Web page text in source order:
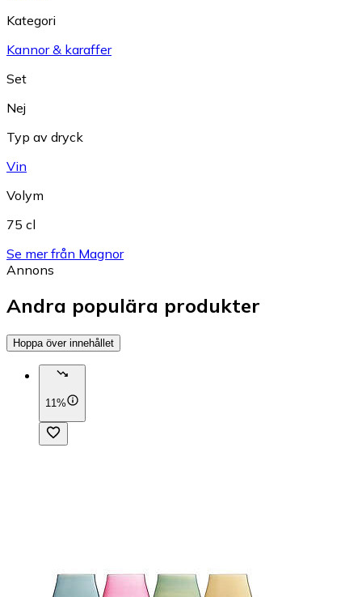
Kategori
Kannor & karaffer
Set
Nej
Typ av dryck
Vin
Volym
75 cl
Se mer från Magnor
Annons
Andra populära produkter
Hoppa över innehållet
11%